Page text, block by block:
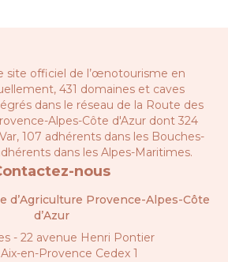
site officiel de l’œnotourisme en
431 domaines et caves
dans le réseau de la Route des
Alpes-Côte d'Azur dont 324
107 adhérents dans les Bouches-
dans les Alpes-Maritimes.
nous
d’Agriculture Provence-Alpes-Côte
d’Azur
- 22 avenue Henri Pontier
Aix-en-Provence Cedex 1